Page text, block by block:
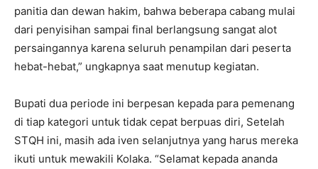
panitia dan dewan hakim, bahwa beberapa cabang mulai
dari penyisihan sampai final berlangsung sangat alot
persaingannya karena seluruh penampilan dari peserta
hebat-hebat,” ungkapnya saat menutup kegiatan.
Bupati dua periode ini berpesan kepada para pemenang
di tiap kategori untuk tidak cepat berpuas diri, Setelah
STQH ini, masih ada iven selanjutnya yang harus mereka
ikuti untuk mewakili Kolaka. “Selamat kepada ananda